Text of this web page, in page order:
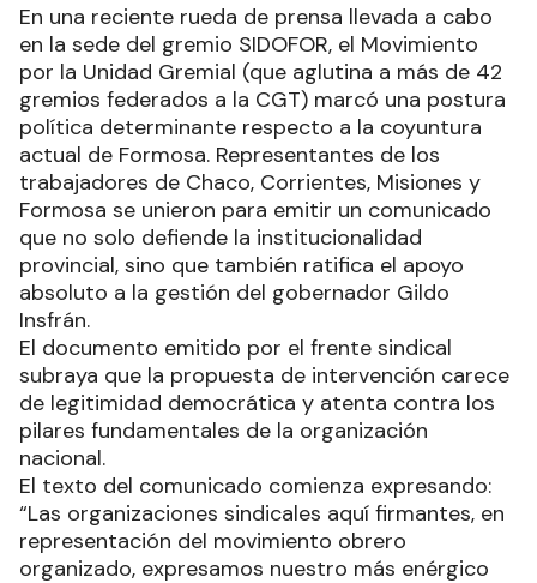
En una reciente rueda de prensa llevada a cabo
en la sede del gremio SIDOFOR, el Movimiento
por la Unidad Gremial (que aglutina a más de 42
gremios federados a la CGT) marcó una postura
política determinante respecto a la coyuntura
actual de Formosa. Representantes de los
trabajadores de Chaco, Corrientes, Misiones y
Formosa se unieron para emitir un comunicado
que no solo defiende la institucionalidad
provincial, sino que también ratifica el apoyo
absoluto a la gestión del gobernador Gildo
Insfrán.
El documento emitido por el frente sindical
subraya que la propuesta de intervención carece
de legitimidad democrática y atenta contra los
pilares fundamentales de la organización
nacional.
El texto del comunicado comienza expresando:
“Las organizaciones sindicales aquí firmantes, en
representación del movimiento obrero
organizado, expresamos nuestro más enérgico